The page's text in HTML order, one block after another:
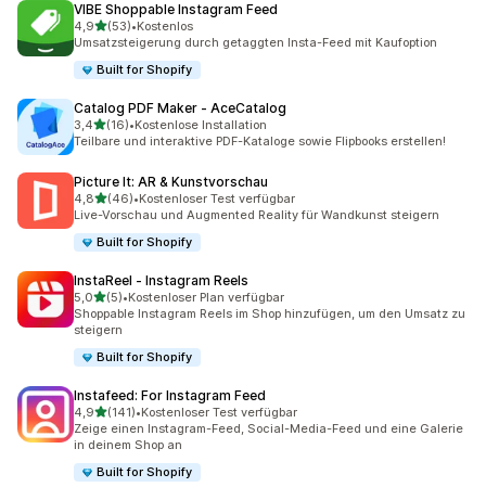
VIBE Shoppable Instagram Feed
4,9von 5 Sternen
(53)
53 Rezensionen insgesamt
•Kostenlos
Umsatzsteigerung durch getaggten Insta-Feed mit Kaufoption
Built for Shopify
Catalog PDF Maker ‑ AceCatalog
3,4von 5 Sternen
(16)
16 Rezensionen insgesamt
•Kostenlose Installation
Teilbare und interaktive PDF-Kataloge sowie Flipbooks erstellen!
Picture It: AR & Kunstvorschau
4,8von 5 Sternen
(46)
46 Rezensionen insgesamt
•Kostenloser Test verfügbar
Live-Vorschau und Augmented Reality für Wandkunst steigern
Built for Shopify
InstaReel ‑ Instagram Reels
5,0von 5 Sternen
(5)
5 Rezensionen insgesamt
•Kostenloser Plan verfügbar
Shoppable Instagram Reels im Shop hinzufügen, um den Umsatz zu
steigern
Built for Shopify
Instafeed: For Instagram Feed
4,9von 5 Sternen
(141)
141 Rezensionen insgesamt
•Kostenloser Test verfügbar
Zeige einen Instagram-Feed, Social-Media-Feed und eine Galerie
in deinem Shop an
Built for Shopify